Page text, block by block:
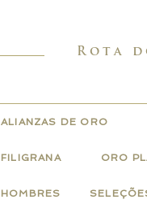
Rota
ALIANZAS DE ORO
FILIGRANA ORO
HOMBRES